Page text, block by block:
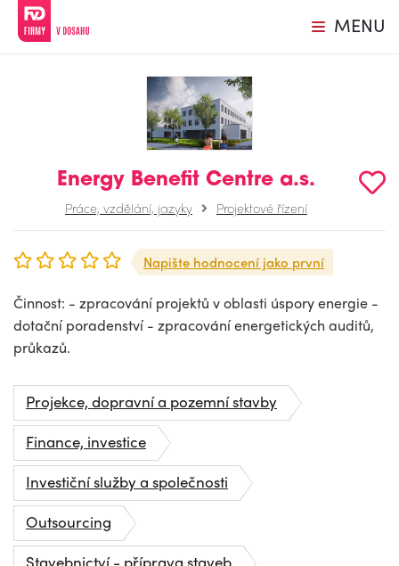
MENU
Energy Benefit Centre a.s.
Práce, vzdělání, jazyky Projektové řízení
Napište hodnocení jako první
Činnost: - zpracování projektů v oblasti úspory energie -
dotační poradenství - zpracování energetických auditů,
průkazů.
Projekce, dopravní a pozemní stavby
Finance, investice
Investiční služby a společnosti
Outsourcing
Stavebnictví - příprava staveb